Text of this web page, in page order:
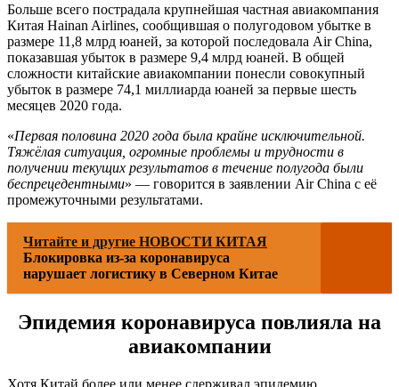
Больше всего пострадала крупнейшая частная авиакомпания
Китая Hainan Airlines, сообщившая о полугодовом убытке в
размере 11,8 млрд юаней, за которой последовала Air China,
показавшая убыток в размере 9,4 млрд юаней. В общей
сложности китайские авиакомпании понесли совокупный
убыток в размере 74,1 миллиарда юаней за первые шесть
месяцев 2020 года.
«Первая половина 2020 года была крайне исключительной.
Тяжёлая ситуация, огромные проблемы и трудности в
получении текущих результатов в течение полугода были
беспрецедентными» — говорится в заявлении Air China с её
промежуточными результатами.
Читайте и другие НОВОСТИ КИТАЯ
Блокировка из-за коронавируса
нарушает логистику в Северном Китае
Эпидемия коронавируса повлияла на
авиакомпании